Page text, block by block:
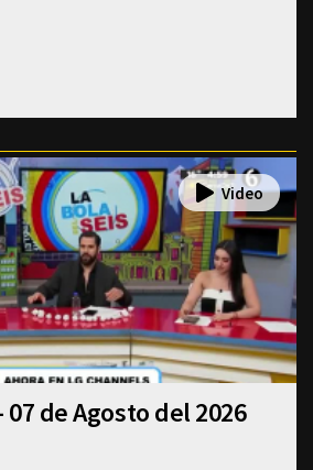
07 de Agosto del 2026